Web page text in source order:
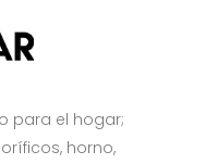
para el hogar;
horno,